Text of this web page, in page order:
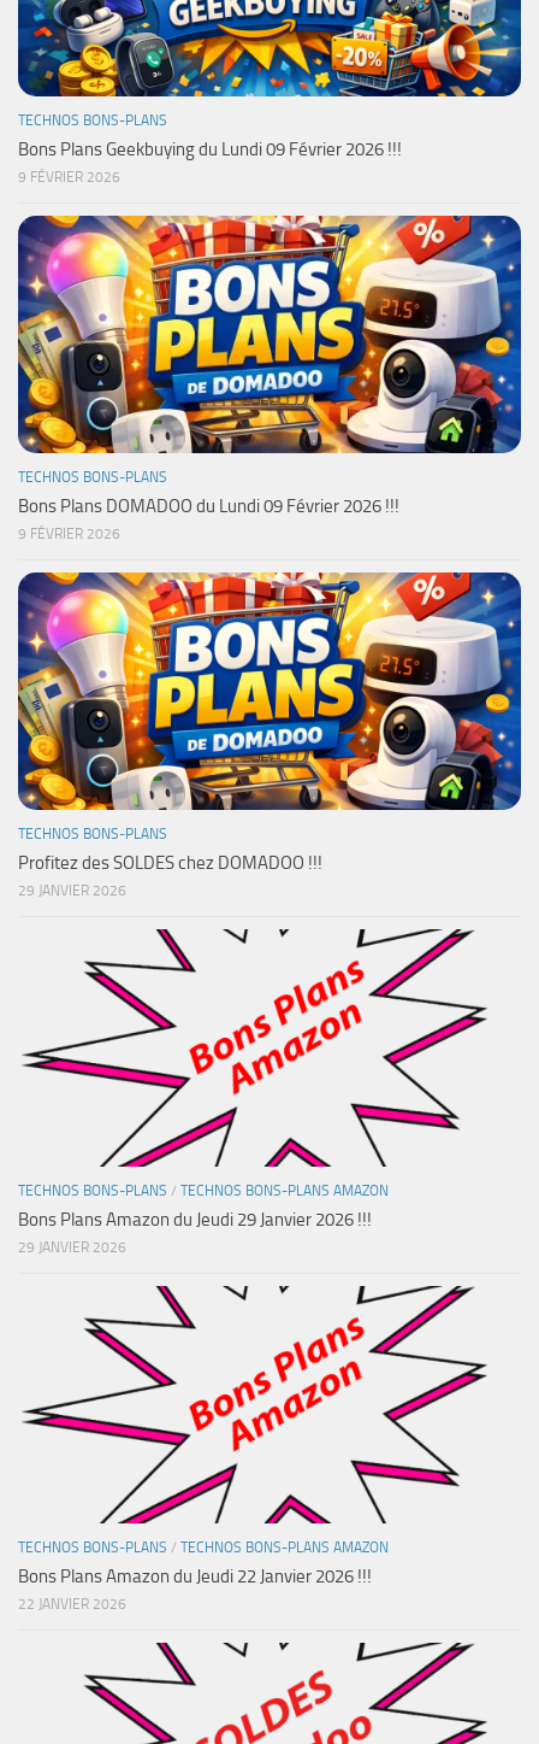
TECHNOS BONS-PLANS
Bons Plans Geekbuying du Lundi 09 Février 2026 !!!
9 FÉVRIER 2026
TECHNOS BONS-PLANS
Bons Plans DOMADOO du Lundi 09 Février 2026 !!!
9 FÉVRIER 2026
TECHNOS BONS-PLANS
Profitez des SOLDES chez DOMADOO !!!
29 JANVIER 2026
TECHNOS BONS-PLANS / TECHNOS BONS-PLANS AMAZON
Bons Plans Amazon du Jeudi 29 Janvier 2026 !!!
29 JANVIER 2026
TECHNOS BONS-PLANS / TECHNOS BONS-PLANS AMAZON
Bons Plans Amazon du Jeudi 22 Janvier 2026 !!!
22 JANVIER 2026